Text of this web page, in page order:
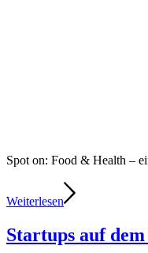
Spot on: Food & Health –
Weiterlesen
Startups auf